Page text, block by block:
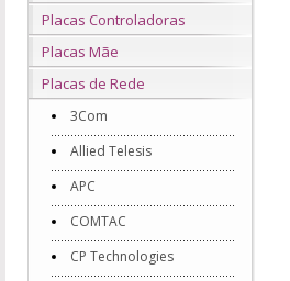
Placas Controladoras
Placas Mãe
Placas de Rede
3Com
Allied Telesis
APC
COMTAC
CP Technologies